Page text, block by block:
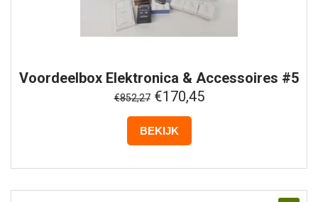
Voordeelbox Elektronica & Accessoires #5
€852,27€170,45
BEKIJK